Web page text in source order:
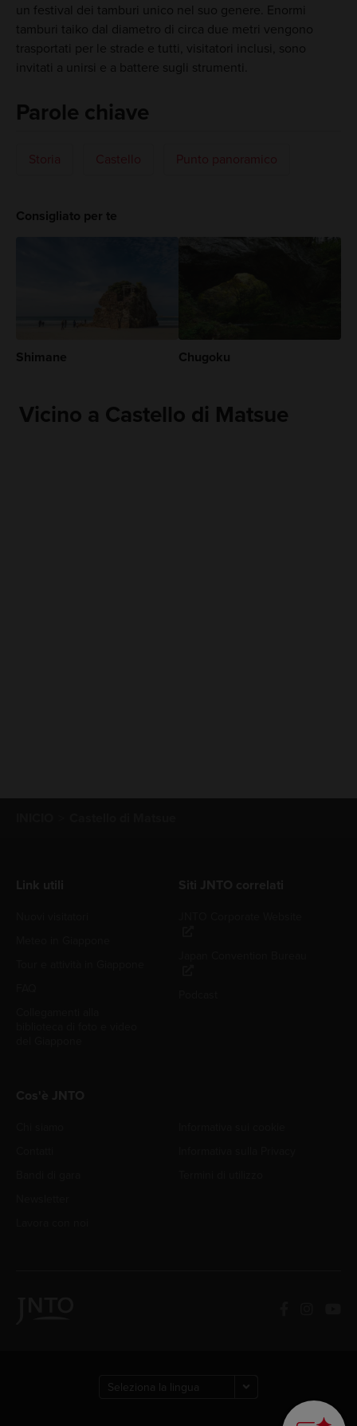
un festival dei tamburi unico nel suo genere. Enormi
tamburi taiko dal diametro di circa due metri vengono
trasportati per le strade e tutti, visitatori inclusi, sono
invitati a unirsi e a battere sugli strumenti.
Parole chiave
Storia Castello Punto panoramico
Consigliato per te
Shimane Chugoku
Vicino a Castello di Matsue